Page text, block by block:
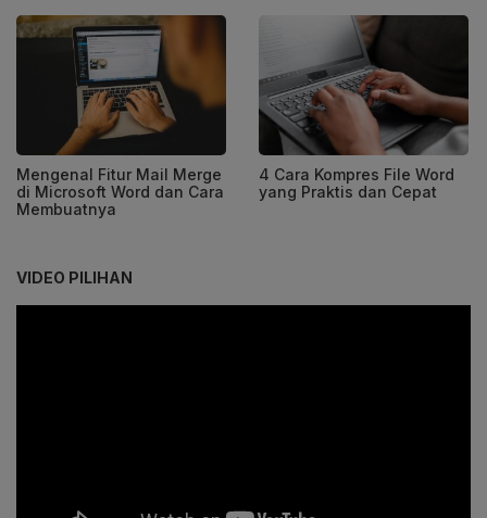
Mengenal Fitur Mail Merge
di Microsoft Word dan Cara
Membuatnya
4 Cara Kompres File Word
yang Praktis dan Cepat
VIDEO PILIHAN